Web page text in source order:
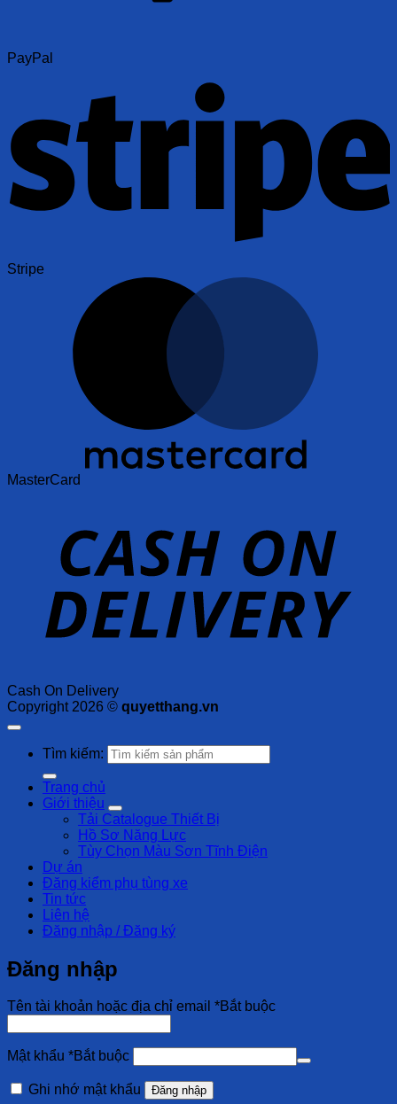
PayPal
Stripe
MasterCard
Cash On Delivery
Copyright 2026 © quyetthang.vn
Tìm kiếm:
Trang chủ
Giới thiệu
Tải Catalogue Thiết Bị
Hồ Sơ Năng Lực
Tùy Chọn Màu Sơn Tĩnh Điện
Dự án
Đăng kiểm phụ tùng xe
Tin tức
Liên hệ
Đăng nhập / Đăng ký
Đăng nhập
Tên tài khoản hoặc địa chỉ email *Bắt buộc
Mật khẩu *Bắt buộc
Ghi nhớ mật khẩu Đăng nhập